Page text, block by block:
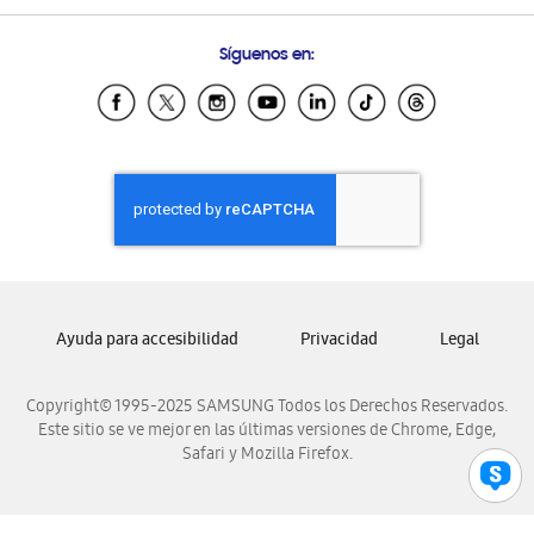
Samsung Ecuador
Samsung El Salvador
Samsung Honduras
Samsung Nicaragua
Samsung Panamá
Samsung Venezuela
Síguenos en:
Copyright© 1995-2025 SAMSUNG Todos los Derechos Reservados.
Este sitio se ve mejor en las últimas versiones de Chrome, Edge,
Safari y Mozilla Firefox.
Ayuda para accesibilidad Privacidad Legal